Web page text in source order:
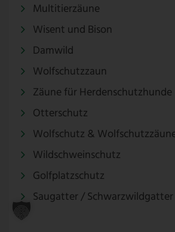
Multitierzäune
Wisent und Bison
Damwild
Wolfschutzzaun
Zäune für Herdenschutzhunde
Otterschutz
Wolfschutz &
Wildschweinschutz
Golfplatzschutz
Saugatter / Schwarzwildgatter